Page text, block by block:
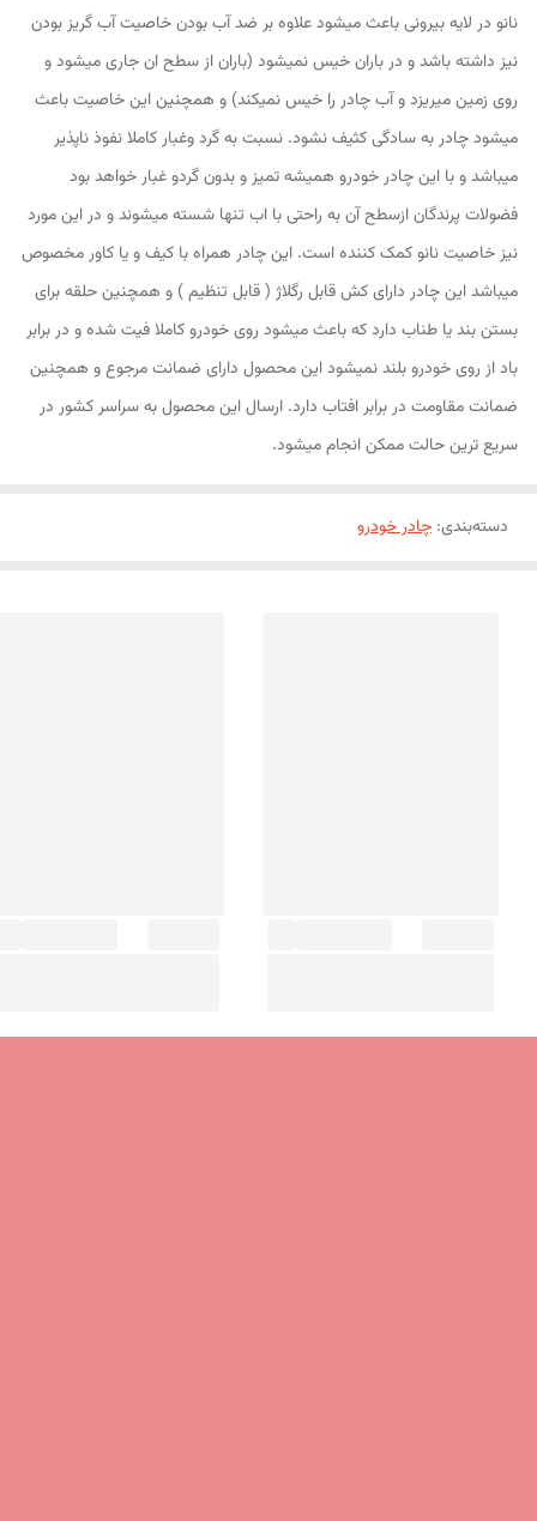
نانو در لایه بیرونی باعث میشود علاوه بر ضد آب بودن خاصیت آب گریز بودن
نیز داشته باشد و در باران خیس نمیشود (باران از سطح ان جاری میشود و
روی زمین میریزد و آب چادر را خیس نمیکند) و همچنین این خاصیت باعث
میشود چادر به سادگی کثیف نشود. نسبت به گرد وغبار کاملا نفوذ ناپذیر
میباشد و با این چادر خودرو همیشه تمیز و بدون گردو غبار خواهد بود
فضولات پرندگان ازسطح آن به راحتی با اب تنها شسته میشوند و در این مورد
نیز خاصیت نانو کمک کننده است. این چادر همراه با کیف و یا کاور مخصوص
میباشد این چادر دارای کش قابل رگلاژ ( قابل تنظیم ) و همچنین حلقه برای
بستن بند یا طناب دارد که باعث میشود روی خودرو کاملا فیت شده و در برابر
باد از روی خودرو بلند نمیشود این محصول دارای ضمانت مرجوع و همچنین
ضمانت مقاومت در برابر افتاب دارد. ارسال این محصول به سراسر کشور در
سریع ترین حالت ممکن انجام میشود.
دسته‌بندی: چادر خودرو